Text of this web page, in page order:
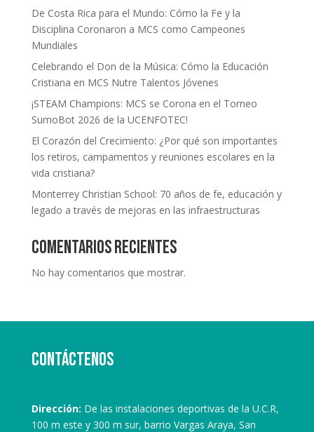
De Costa Rica para el Mundo: Cómo la Fe y la
Disciplina Coronaron a MCS como Campeones
Mundiales
Celebrando el Don de la Música: Cómo la Educación
Cristiana en MCS Nutre Talentos Jóvenes
¡STEAM Champions: MCS se Corona en el Torneo
SumoBot 2026 de la UCENFOTEC!
El Corazón del Crecimiento: ¿Por qué son importantes
los retiros, campamentos y reuniones escolares en la
vida cristiana?
Monterrey Christian School: 70 años de fe, educación y
legado a través de mejoras en las infraestructuras
Comentarios recientes
No hay comentarios que mostrar.
Contáctenos
Dirección: De las instalaciones deportivas de la U.C.R,
100 m este y 300 m sur, barrio Vargas Araya, San